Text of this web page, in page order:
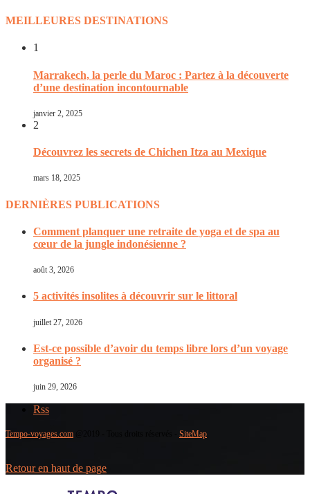
MEILLEURES DESTINATIONS
1
Marrakech, la perle du Maroc : Partez à la découverte
d’une destination incontournable
janvier 2, 2025
2
Découvrez les secrets de Chichen Itza au Mexique
mars 18, 2025
DERNIÈRES PUBLICATIONS
Comment planquer une retraite de yoga et de spa au
cœur de la jungle indonésienne ?
août 3, 2026
5 activités insolites à découvrir sur le littoral
juillet 27, 2026
Est-ce possible d’avoir du temps libre lors d’un voyage
organisé ?
juin 29, 2026
Rss
Tempo-voyages.com SiteMap
Retour en haut de page